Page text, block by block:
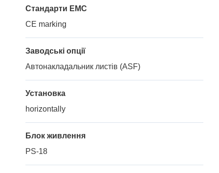
Стандарти EMC
CE marking
Заводські опції
Автонакладальник листів (ASF)
Установка
horizontally
Блок живлення
PS-18